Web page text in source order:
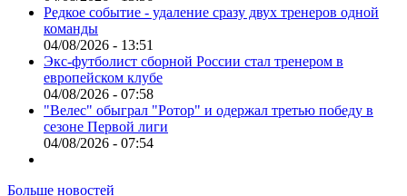
Редкое событие - удаление сразу двух тренеров одной
команды
04/08/2026 - 13:51
Экс-футболист сборной России стал тренером в
европейском клубе
04/08/2026 - 07:58
"Велес" обыграл "Ротор" и одержал третью победу в
сезоне Первой лиги
04/08/2026 - 07:54
Больше новостей